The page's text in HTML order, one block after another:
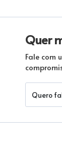
Quer
Fale com
Quero